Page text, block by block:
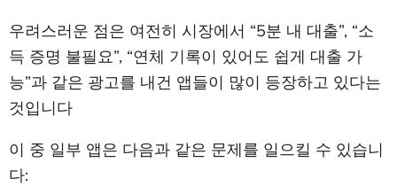
우려스러운 점은 여전히 시장에서 “5분 내 대출”, “소
득 증명 불필요”, “연체 기록이 있어도 쉽게 대출 가
능”과 같은 광고를 내건 앱들이 많이 등장하고 있다는
것입니다
이 중 일부 앱은 다음과 같은 문제를 일으킬 수 있습니
다: